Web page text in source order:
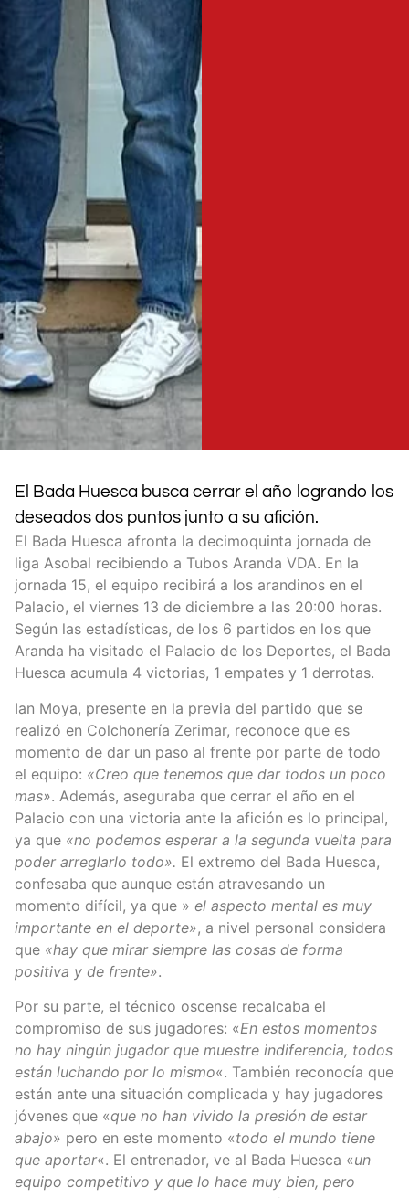
El Bada Huesca busca cerrar el año logrando los
deseados dos puntos junto a su afición.
El Bada Huesca afronta la decimoquinta jornada de
liga Asobal recibiendo a Tubos Aranda VDA. En la
jornada 15, el equipo recibirá a los arandinos en el
Palacio, el viernes 13 de diciembre a las 20:00 horas.
Según las estadísticas, de los 6 partidos en los que
Aranda ha visitado el Palacio de los Deportes, el Bada
Huesca acumula 4 victorias, 1 empates y 1 derrotas.
Ian Moya, presente en la previa del partido que se
realizó en Colchonería Zerimar, reconoce que es
momento de dar un paso al frente por parte de todo
el equipo: «Creo que tenemos que dar todos un poco
mas». Además, aseguraba que cerrar el año en el
Palacio con una victoria ante la afición es lo principal,
ya que «no podemos esperar a la segunda vuelta para
poder arreglarlo todo». El extremo del Bada Huesca,
confesaba que aunque están atravesando un
momento difícil, ya que » el aspecto mental es muy
importante en el deporte», a nivel personal considera
que «hay que mirar siempre las cosas de forma
positiva y de frente».
Por su parte, el técnico oscense recalcaba el
compromiso de sus jugadores: «En estos momentos
no hay ningún jugador que muestre indiferencia, todos
están luchando por lo mismo«. También reconocía que
están ante una situación complicada y hay jugadores
jóvenes que «que no han vivido la presión de estar
abajo» pero en este momento «todo el mundo tiene
que aportar«. El entrenador, ve al Bada Huesca «un
equipo competitivo y que lo hace muy bien, pero